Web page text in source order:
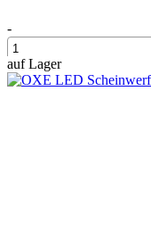
-
+
auf Lager